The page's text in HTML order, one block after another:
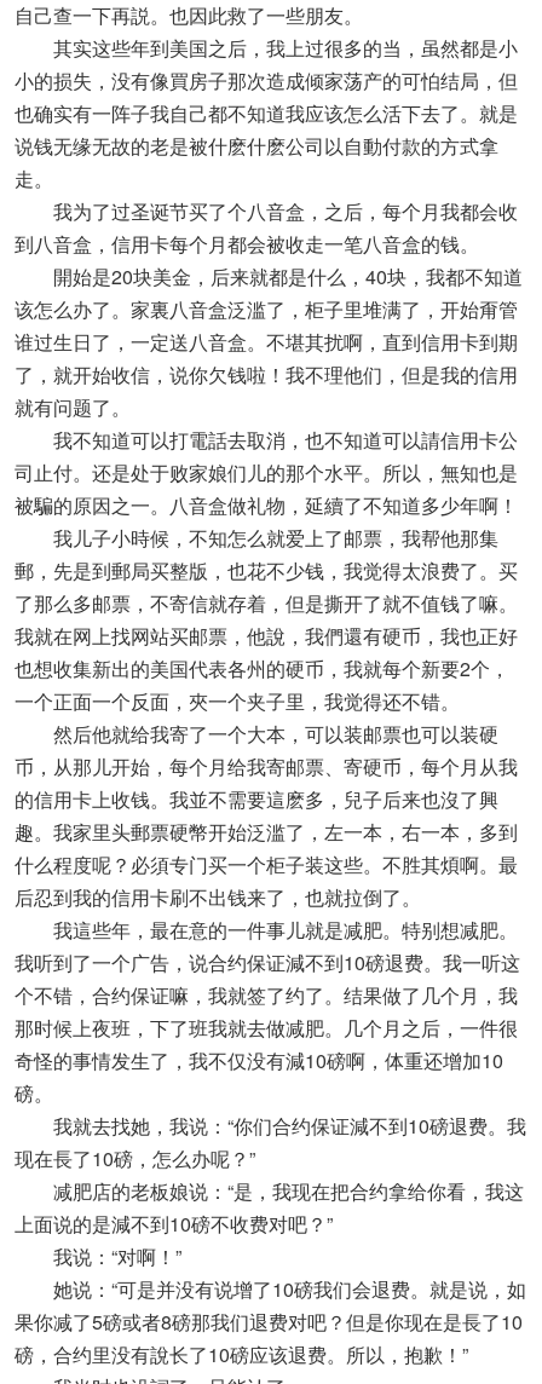
自己查一下再説。也因此救了一些朋友。
其实这些年到美国之后，我上过很多的当，虽然都是小
小的损失，没有像買房子那次造成倾家荡产的可怕结局，但
也确实有一阵子我自己都不知道我应该怎么活下去了。就是
说钱无缘无故的老是被什麽什麽公司以自動付款的方式拿
走。
我为了过圣诞节买了个八音盒，之后，每个月我都会收
到八音盒，信用卡每个月都会被收走一笔八音盒的钱。
開始是20块美金，后来就都是什么，40块，我都不知道
该怎么办了。家裏八音盒泛滥了，柜子里堆满了，开始甭管
谁过生日了，一定送八音盒。不堪其扰啊，直到信用卡到期
了，就开始收信，说你欠钱啦！我不理他们，但是我的信用
就有问题了。
我不知道可以打電話去取消，也不知道可以請信用卡公
司止付。还是处于败家娘们儿的那个水平。所以，無知也是
被騙的原因之一。八音盒做礼物，延續了不知道多少年啊！
我儿子小時候，不知怎么就爱上了邮票，我帮他那集
郵，先是到郵局买整版，也花不少钱，我觉得太浪费了。买
了那么多邮票，不寄信就存着，但是撕开了就不值钱了嘛。
我就在网上找网站买邮票，他說，我們還有硬币，我也正好
也想收集新出的美国代表各州的硬币，我就每个新要2个，
一个正面一个反面，夾一个夹子里，我觉得还不错。
然后他就给我寄了一个大本，可以装邮票也可以装硬
币，从那儿开始，每个月给我寄邮票、寄硬币，每个月从我
的信用卡上收钱。我並不需要這麽多，兒子后来也沒了興
趣。我家里头郵票硬幣开始泛滥了，左一本，右一本，多到
什么程度呢？必須专门买一个柜子装这些。不胜其煩啊。最
后忍到我的信用卡刷不出钱来了，也就拉倒了。
我這些年，最在意的一件事儿就是减肥。特别想减肥。
我听到了一个广告，说合约保证減不到10磅退费。我一听这
个不错，合约保证嘛，我就签了约了。结果做了几个月，我
那时候上夜班，下了班我就去做减肥。几个月之后，一件很
奇怪的事情发生了，我不仅没有減10磅啊，体重还增加10
磅。
我就去找她，我说：“你们合约保证減不到10磅退费。我
现在長了10磅，怎么办呢？”
减肥店的老板娘说：“是，我现在把合约拿给你看，我这
上面说的是減不到10磅不收费对吧？”
我说：“对啊！”
她说：“可是并没有说增了10磅我们会退费。就是说，如
果你减了5磅或者8磅那我们退费对吧？但是你现在是長了10
磅，合约里没有說长了10磅应该退费。所以，抱歉！”